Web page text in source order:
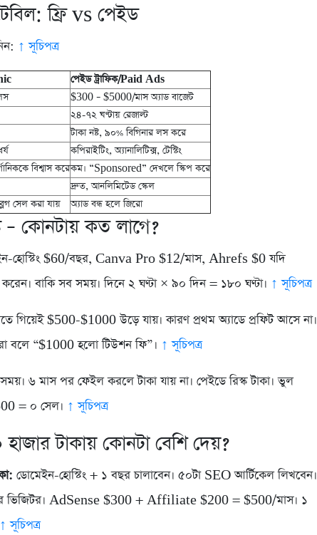
ফ্রি vs পেইড
↑ সূচিপত্র
পেইড ট্রাফিক/Paid Ads
$300 – $5000/মাস অ্যাড বাজেট
২৪-৭২ ঘণ্টায় রেজাল্ট
টাকা নষ্ট, ৯০% বিগিনার লস করে
কপিরাইটিং, অ্যানালিটিক্স, টেস্টিং
বিশ্বাস করেকম। “Sponsored” দেখলে স্কিপ করে
দ্রুত, আনলিমিটেড স্কেল
সেল করা যায় অ্যাড বন্ধ হলে জিরো
– কোনটায় কত লাগে?
হোস্টিং $60/বছর, Canva Pro $12/মাস, Ahrefs $0 যদি
বাকি সব সময়। দিনে ২ ঘণ্টা × ৯০ দিন = ১৮০ ঘণ্টা। ↑ সূচিপত্র
গিয়েই $500-$1000 উড়ে যায়। কারণ প্রথম অ্যাডে প্রফিট আসে না।
বলে “$1000 হলো টিউশন ফি”। ↑ সূচিপত্র
সময়। ৬ মাস পর ফেইল করলে টাকা যায় না। পেইডে রিস্ক টাকা। ভুল
= ০ সেল। ↑ সূচিপত্র
টাকায় কোনটা বেশি দেয়?
ডোমেইন-হোস্টিং + ১ বছর চালাবেন। ৫০টা SEO আর্টিকেল লিখবেন।
ভিজিটর। AdSense $300 + Affiliate $200 = $500/মাস। ১
↑ সূচিপত্র